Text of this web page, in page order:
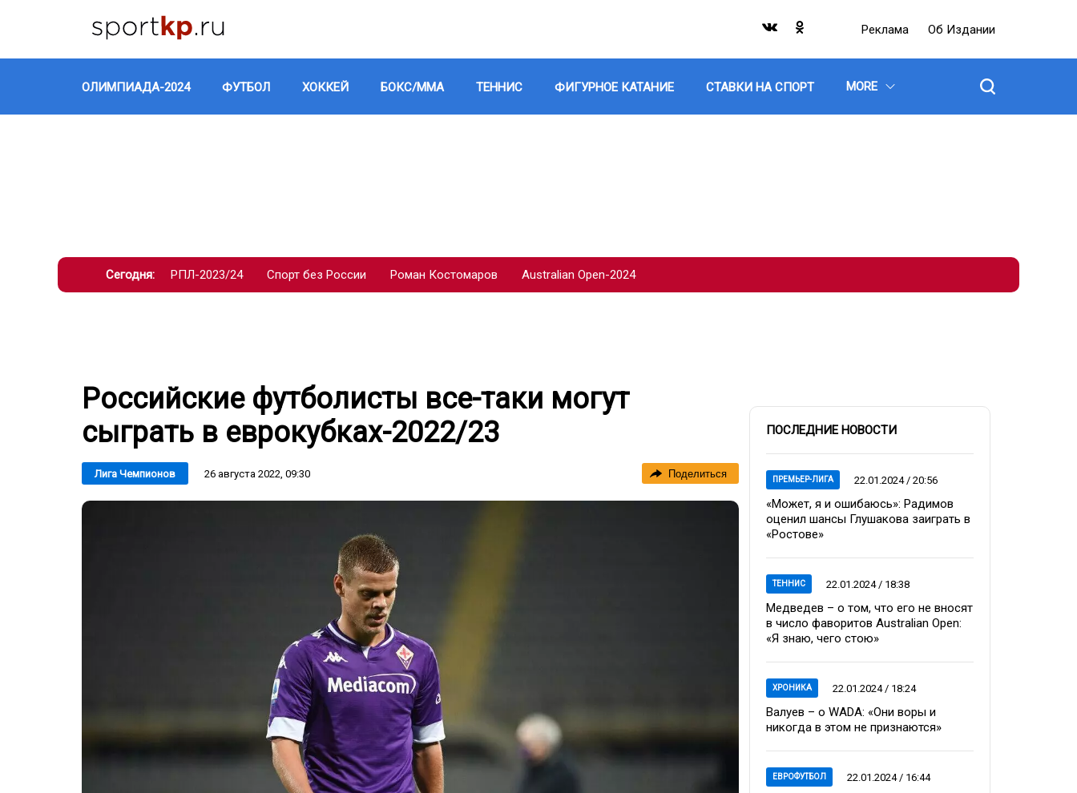
Реклама Об Издании
ОЛИМПИАДА-2024 ФУТБОЛ ХОККЕЙ БОКС/ММА ТЕННИС ФИГУРНОЕ КАТАНИЕ СТАВКИ НА СПОРТ MORE
Сегодня: РПЛ-2023/24 Спорт без России Роман Костомаров Australian Open-2024
Российские футболисты все-таки могут
сыграть в еврокубках-2022/23
Лига Чемпионов 26 августа 2022, 09:30 Поделиться
ПОСЛЕДНИЕ НОВОСТИ
ПРЕМЬЕР-ЛИГА 22.01.2024 / 20:56
«Может, я и ошибаюсь»: Радимов
оценил шансы Глушакова заиграть в
«Ростове»
ТЕННИС 22.01.2024 / 18:38
Медведев – о том, что его не вносят
в число фаворитов Australian Open:
«Я знаю, чего стою»
ХРОНИКА 22.01.2024 / 18:24
Валуев – о WADA: «Они воры и
никогда в этом не признаются»
ЕВРОФУТБОЛ 22.01.2024 / 16:44